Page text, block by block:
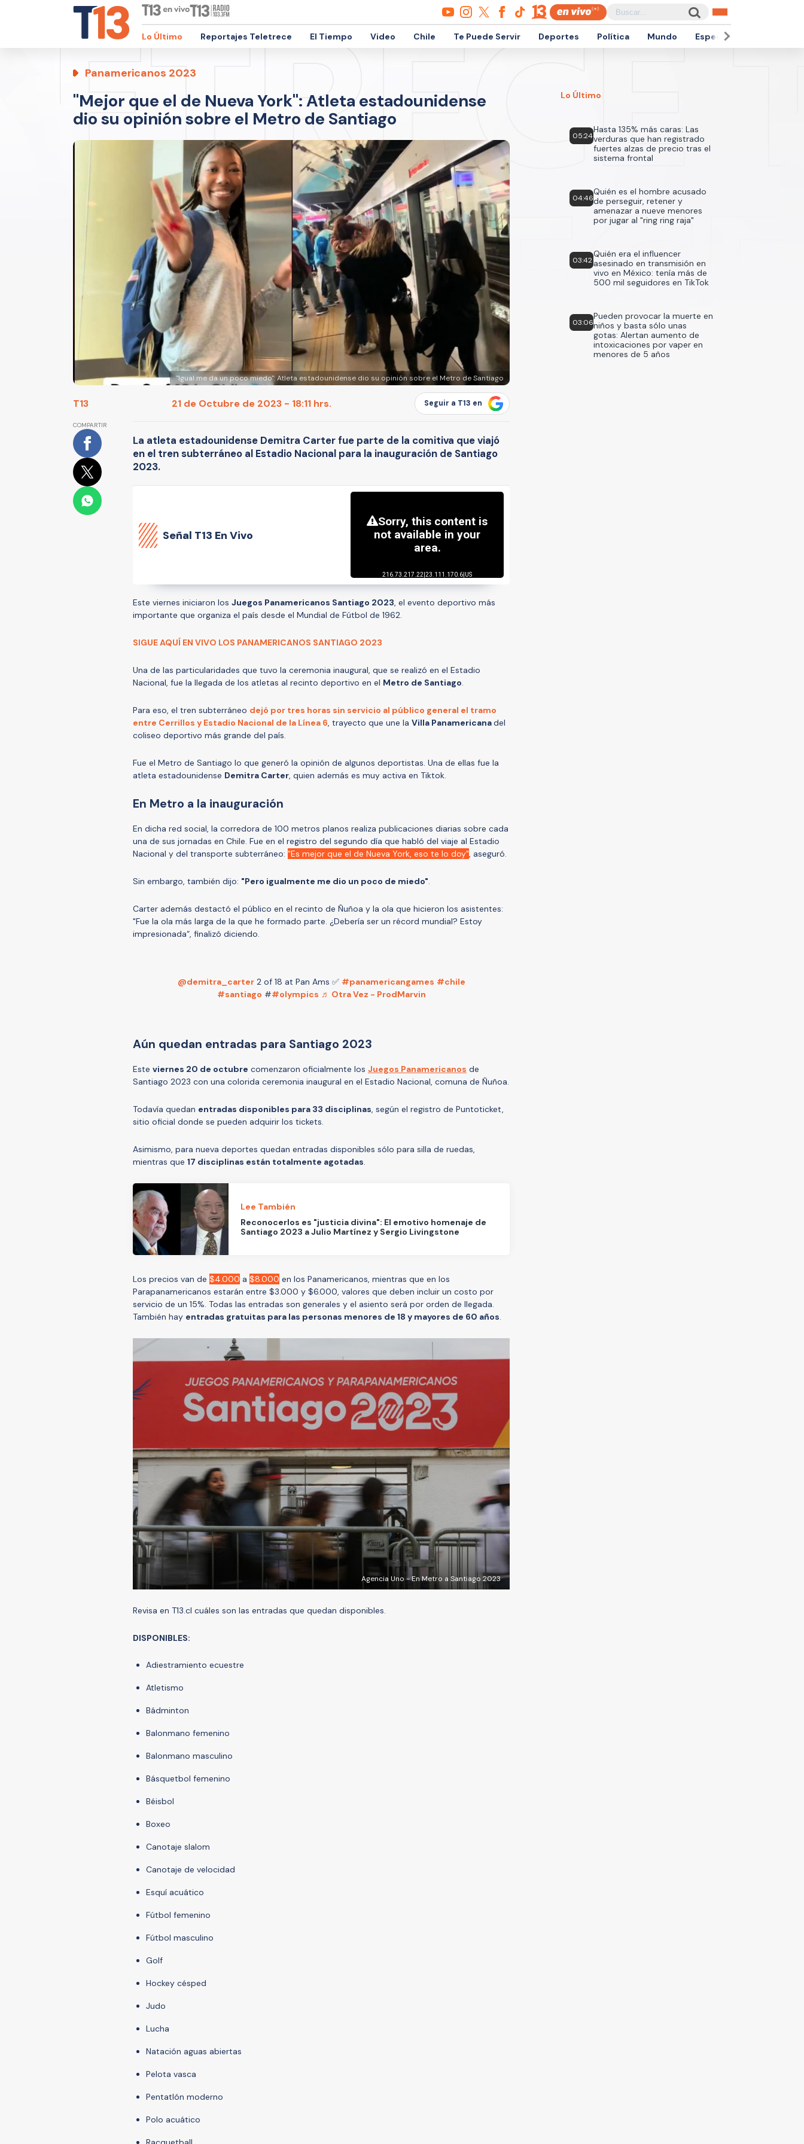
Lo Último Reportajes Teletrece El Tiempo Video Chile Te Puede Servir Deportes Política Mundo Espectáculos
Panamericanos 2023
"Mejor que el de Nueva York": Atleta estadounidense
dio su opinión sobre el Metro de Santiago
"Igual me da un poco miedo": Atleta estadounidense dio su opinión sobre el Metro de Santiago
T13 21 de Octubre de 2023 - 18:11 hrs. Seguir a T13 en
COMPARTIR
La atleta estadounidense Demitra Carter fue parte de la comitiva que viajó
en el tren subterráneo al Estadio Nacional para la inauguración de Santiago
2023.
Señal T13 En Vivo
Este viernes iniciaron los Juegos Panamericanos Santiago 2023, el evento deportivo más
importante que organiza el país desde el Mundial de Fútbol de 1962.
SIGUE AQUÍ EN VIVO LOS PANAMERICANOS SANTIAGO 2023
Una de las particularidades que tuvo la ceremonia inaugural, que se realizó en el Estadio
Nacional, fue la llegada de los atletas al recinto deportivo en el Metro de Santiago.
Para eso, el tren subterráneo dejó por tres horas sin servicio al público general el tramo
entre Cerrillos y Estadio Nacional de la Línea 6, trayecto que une la Villa Panamericanadel
coliseo deportivo más grande del país.
Fue el Metro de Santiago lo que generó la opinión de algunos deportistas. Una de ellas fue la
atleta estadounidense Demitra Carter, quien además es muy activa en Tiktok.
En Metro a la inauguración
En dicha red social, la corredora de 100 metros planos realiza publicaciones diarias sobre cada
una de sus jornadas en Chile. Fue en el registro del segundo día que habló del viaje al Estadio
Nacional y del transporte subterráneo: "Es mejor que el de Nueva York, eso te lo doy", aseguró.
Sin embargo, también dijo: "Pero igualmente me dio un poco de miedo".
Carter además destactó el público en el recinto de Ñuñoa y la ola que hicieron los asistentes:
"Fue la ola más larga de la que he formado parte. ¿Debería ser un récord mundial? Estoy
impresionada“, finalizó diciendo.
@demitra_carter2 of 18 at Pan Ams ✅ #panamericangames #chile
#santiago ##olympics ♬ Otra Vez - ProdMarvin
Aún quedan entradas para Santiago 2023
Este viernes 20 de octubre comenzaron oficialmente los Juegos Panamericanos de
Santiago 2023 con una colorida ceremonia inaugural en el Estadio Nacional, comuna de Ñuñoa.
Todavía quedan entradas disponibles para 33 disciplinas, según el registro de Puntoticket,
sitio oficial donde se pueden adquirir los tickets.
Asimismo, para nueva deportes quedan entradas disponibles sólo para silla de ruedas,
mientras que 17 disciplinas están totalmente agotadas.
Lee También
Reconocerlos es "justicia divina": El emotivo homenaje de
Santiago 2023 a Julio Martínez y Sergio Livingstone
Los precios van de $4.000 a $8.000 en los Panamericanos, mientras que en los
Parapanamericanos estarán entre $3.000 y $6.000, valores que deben incluir un costo por
servicio de un 15%. Todas las entradas son generales y el asiento será por orden de llegada.
También hay entradas gratuitas para las personas menores de 18 y mayores de 60 años.
Agencia Uno - En Metro a Santiago 2023
Revisa en T13.cl cuáles son las entradas que quedan disponibles.
DISPONIBLES:
Adiestramiento ecuestre
Atletismo
Bádminton
Balonmano femenino
Balonmano masculino
Básquetbol femenino
Béisbol
Boxeo
Canotaje slalom
Canotaje de velocidad
Esquí acuático
Fútbol femenino
Fútbol masculino
Golf
Hockey césped
Judo
Lucha
Natación aguas abiertas
Pelota vasca
Pentatlón moderno
Polo acuático
Lo Último
05:24
Hasta 135% más caras: Las
verduras que han registrado
fuertes alzas de precio tras el
sistema frontal
04:46
Quién es el hombre acusado
de perseguir, retener y
amenazar a nueve menores
por jugar al "ring ring raja"
03:42
Quién era el influencer
asesinado en transmisión en
vivo en México: tenía más de
500 mil seguidores en TikTok
03:06
Pueden provocar la muerte en
niños y basta sólo unas
gotas: Alertan aumento de
intoxicaciones por vaper en
menores de 5 años